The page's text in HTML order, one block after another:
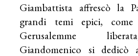
Giambattista affrescò la
grandi temi epici,
Gerusalemme
Giandomenico si dedicò